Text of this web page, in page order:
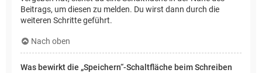
Beitrags, um diesen zu melden. Du wirst dann durch die
weiteren Schritte geführt.
Nach oben
Was bewirkt die „Speichern“-Schaltfläche beim Schreiben